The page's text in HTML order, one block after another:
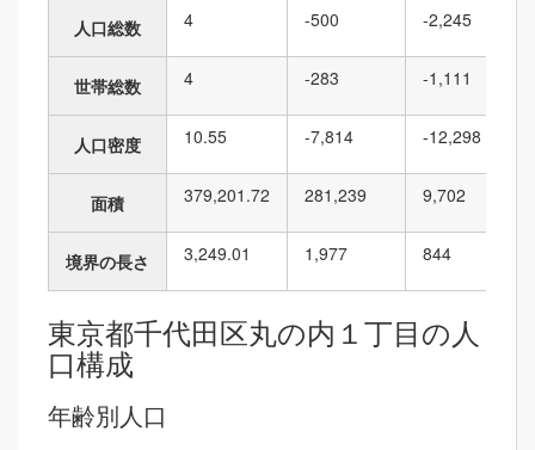
人口総数 4 -500 -2,245
世帯総数 4 -283 -1,111
人口密度 10.55 -7,814 -12,298
面積 379,201.72 281,239 9,702
境界の長さ 3,249.01 1,977 844
東京都千代田区丸の内１丁目の人
口構成
年齢別人口